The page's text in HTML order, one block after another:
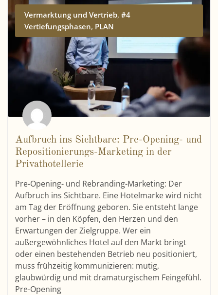
Vermarktung und Vertrieb,#4
Vertiefungsphasen, PLAN
Aufbruch ins Sichtbare: Pre-Opening- und
Repositionierungs-Marketing in der
Privathotellerie
Pre-Opening- und Rebranding-Marketing: Der
Aufbruch ins Sichtbare. Eine Hotelmarke wird nicht
am Tag der Eröffnung geboren. Sie entsteht lange
vorher – in den Köpfen, den Herzen und den
Erwartungen der Zielgruppe. Wer ein
außergewöhnliches Hotel auf den Markt bringt
oder einen bestehenden Betrieb neu positioniert,
muss frühzeitig kommunizieren: mutig,
glaubwürdig und mit dramaturgischem Feingefühl.
Pre-Opening